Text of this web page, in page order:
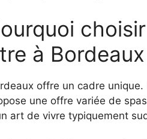
à
offre un cadre
une offre variée de
art de vivre typiquement